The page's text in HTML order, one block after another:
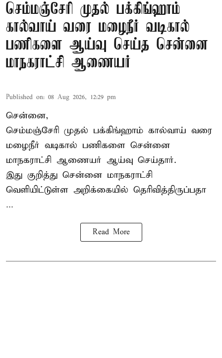
செம்மஞ்சேரி முதல் பக்கிங்ஹாம்
கால்வாய் வரை மழைநீர் வடிகால்
பணிகளை ஆய்வு செய்த சென்னை
மாநகராட்சி ஆணையர்
Published on: 08 Aug 2026, 12:29 pm
சென்னை,
செம்மஞ்சேரி முதல் பக்கிங்ஹாம் கால்வாய் வரை
மழைநீர் வடிகால் பணிகளை சென்னை
மாநகராட்சி ஆணையர் ஆய்வு செய்தார்.
இது குறித்து சென்னை மாநகராட்சி
வெளியிட்டுள்ள அறிக்கையில் தெரிவித்திருப்பதா
...
Read More